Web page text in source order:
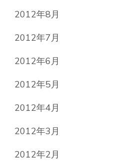
2012年8月
2012年7月
2012年6月
2012年5月
2012年4月
2012年3月
2012年2月